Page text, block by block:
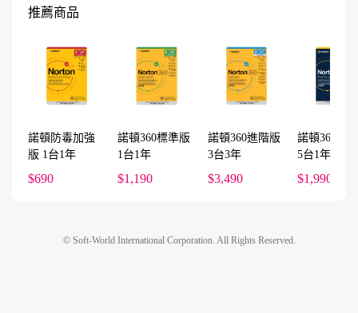
推薦商品
諾頓防毒加強
版 1台1年
$690
諾頓360標準版
1台1年
$1,190
諾頓360進階版
3台3年
$3,490
諾頓360專
5台1年
$1,990
© Soft-World International Corporation. All Rights Reserved.